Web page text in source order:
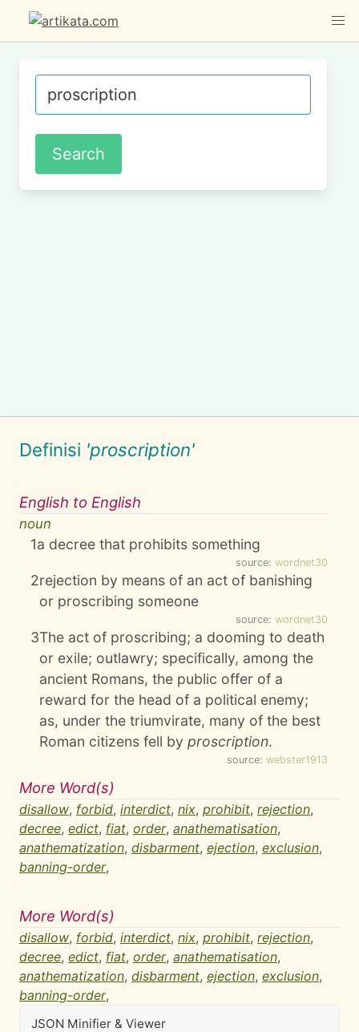
Definisi 'proscription'
English to English
noun
1a decree that prohibits something
source: wordnet30
2rejection by means of an act of banishing
or proscribing someone
source: wordnet30
3The act of proscribing; a dooming to death
or exile; outlawry; specifically, among the
ancient Romans, the public offer of a
reward for the head of a political enemy;
as, under the triumvirate, many of the best
Roman citizens fell byproscription.
source: webster1913
More Word(s)
disallow, forbid, interdict, nix, prohibit, rejection,
decree, edict, fiat, order, anathematisation,
anathematization, disbarment, ejection, exclusion,
banning-order,
More Word(s)
disallow, forbid, interdict, nix, prohibit, rejection,
decree, edict, fiat, order, anathematisation,
anathematization, disbarment, ejection, exclusion,
banning-order,
JSON Minifier & Viewer